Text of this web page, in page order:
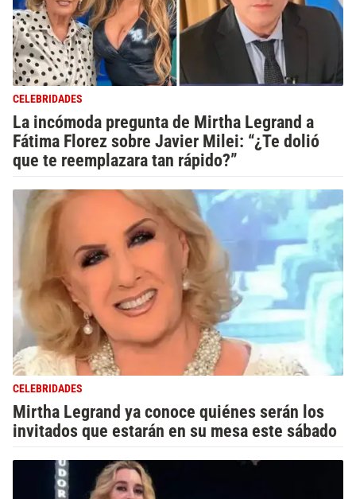
CELEBRIDADES
La incómoda pregunta de Mirtha Legrand a
Fátima Florez sobre Javier Milei: “¿Te dolió
que te reemplazara tan rápido?”
CELEBRIDADES
Mirtha Legrand ya conoce quiénes serán los
invitados que estarán en su mesa este sábado